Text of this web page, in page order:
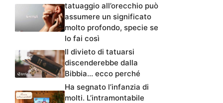
tatuaggio all’orecchio può
assumere un significato
molto profondo, specie se
lo fai così
Il divieto di tatuarsi
discenderebbe dalla
Bibbia… ecco perché
Ha segnato l’infanzia di
molti. L’intramontabile